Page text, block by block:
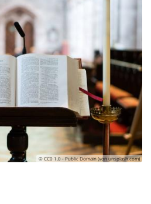
© CC0 1.0 - Public Domain (von unsplash.com)